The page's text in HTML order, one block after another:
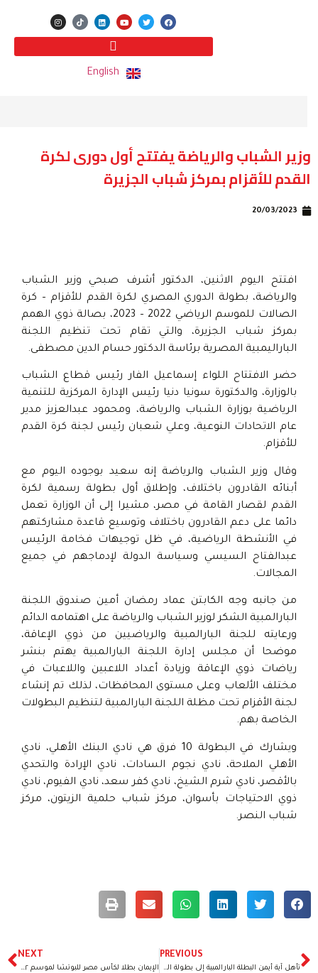
English
وزير الشباب والرياضة يفتتح أول دورى لكرة
القدم للأقزام بمركز شباب الجزيرة
20/03/2023
افتتح اليوم الاثنين، الدكتور أشرف صبحي وزير الشباب
والرياضة، بطولة الدوري المصري لكرة القدم للأقزام – كرة
الصالات للموسم الرياضي 2022 – 2023، بصالة ذوي الهمم
بمركز شباب الجزيرة، والتي تقام تحت تنظيم اللجنة
الباراليمبية المصرية برئاسة الدكتور حسام الدين مصطفى.
حضر الافتتاح اللواء إسماعيل الفار رئيس قطاع الشباب
بالوزارة، والدكتورة سونيا دنيا رئيس الإدارة المركزية للتنمية
الرياضية بوزارة الشباب والرياضة، ومحمود عبدالعزيز مدير
عام الاتحادات النوعية، وعلي شعبان رئيس لجنة كرة القدم
للأقزام.
وقال وزير الشباب والرياضة إنه سعيد بوجوده اليوم مع
أبنائه القادرون باختلاف، وإطلاق أول بطولة رسمية لكرة
القدم لقصار القامة في مصر، مشيرا إلى أن الوزارة تعمل
دائما على دعم القادرون باختلاف وتوسيع قاعدة مشاركتهم
في الأنشطة الرياضية، في ظل توجيهات فخامة الرئيس
عبدالفتاح السيسي وسياسة الدولة لإدماجهم في جميع
المجالات.
من جانبه وجه الكابتن عماد رمضان أمين صندوق اللجنة
البارالمبية الشكر لوزير الشباب والرياضة على اهتمامه الدائم
ورعايته للجنة البارالمبية والرياضيين من ذوي الإعاقة،
موضحا أن مجلس إدارة اللجنة البارالمبية يهتم بنشر
رياضات ذوي الإعاقة وزيادة أعداد اللاعبين واللاعبات في
مختلف الألعاب وعلى مستوى المحافظات، لذلك تم إنشاء
لجنة الأقزام تحت مظلة اللجنة البارالمبية لتنظيم البطولات
الخاصة بهم.
ويشارك في البطولة 10 فرق هي نادي البنك الأهلي، نادي
الأهلي الملاحة، نادي نجوم السادات، نادي الإرادة والتحدي
بالأقصر، نادي شرم الشيخ، نادي كفر سعد، نادي الفيوم، نادي
ذوي الاحتياجات بأسوان، مركز شباب حلمية الزيتون، مركز
شباب النصر.
PREVIOUS
تأهل آية أيمن البطلة البارالمبية إلى بطولة العالم للسباحة بمدينة مانشستر الإنجليزية
NEXT
الإيمان بطلا لكأس مصر للبوتشا لموسم ٢٠٢٣/٢٠٢٢